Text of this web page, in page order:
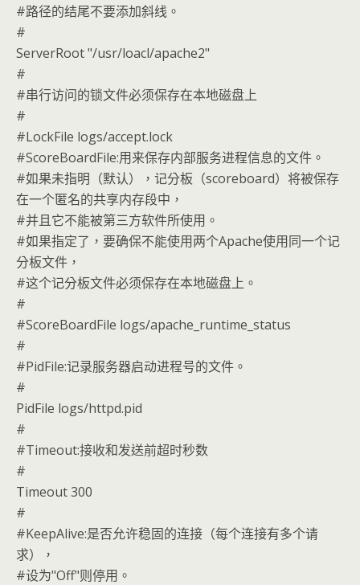
#路径的结尾不要添加斜线。
#
ServerRoot "/usr/loacl/apache2"
#
#串行访问的锁文件必须保存在本地磁盘上
#
#LockFile logs/accept.lock
#ScoreBoardFile:用来保存内部服务进程信息的文件。
#如果未指明（默认），记分板（scoreboard）将被保存
在一个匿名的共享内存段中，
#并且它不能被第三方软件所使用。
#如果指定了，要确保不能使用两个Apache使用同一个记
分板文件，
#这个记分板文件必须保存在本地磁盘上。
#
#ScoreBoardFile logs/apache_runtime_status
#
#PidFile:记录服务器启动进程号的文件。
#
PidFile logs/httpd.pid
#
#Timeout:接收和发送前超时秒数
#
Timeout 300
#
#KeepAlive:是否允许稳固的连接（每个连接有多个请
求），
#设为"Off"则停用。